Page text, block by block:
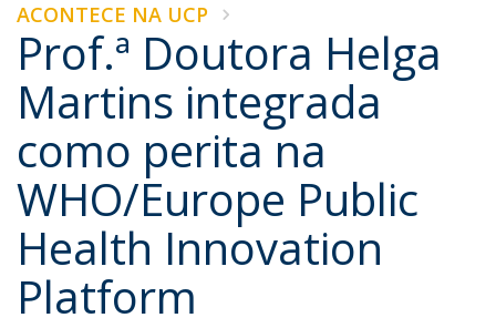
ACONTECE NA UCP
Prof.ª Doutora Helga
Martins integrada
como perita na
WHO/Europe Public
Health Innovation
Platform